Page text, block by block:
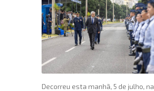
Decorreu esta manhã, 5 de julho, na